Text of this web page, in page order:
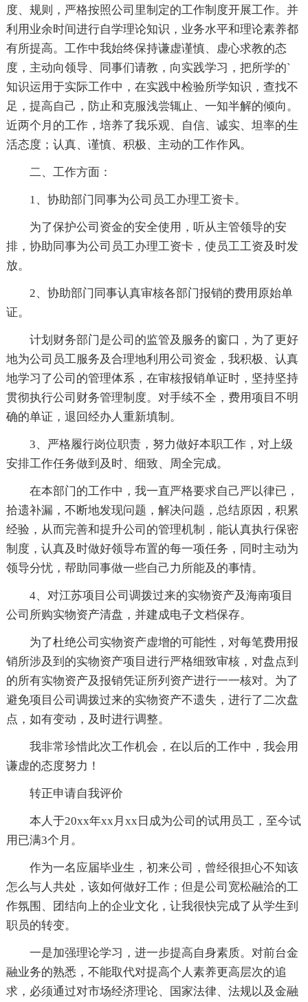
度、规则，严格按照公司里制定的工作制度开展工作。并
利用业余时间进行自学理论知识，业务水平和理论素养都
有所提高。工作中我始终保持谦虚谨慎、虚心求教的态
度，主动向领导、同事们请教，向实践学习，把所学的`
知识运用于实际工作中，在实践中检验所学知识，查找不
足，提高自己，防止和克服浅尝辄止、一知半解的倾向。
近两个月的工作，培养了我乐观、自信、诚实、坦率的生
活态度；认真、谨慎、积极、主动的工作作风。
二、工作方面：
1、协助部门同事为公司员工办理工资卡。
为了保护公司资金的安全使用，听从主管领导的安
排，协助同事为公司员工办理工资卡，使员工工资及时发
放。
2、协助部门同事认真审核各部门报销的费用原始单
证。
计划财务部门是公司的监管及服务的窗口，为了更好
地为公司员工服务及合理地利用公司资金，我积极、认真
地学习了公司的管理体系，在审核报销单证时，坚持坚持
贯彻执行公司财务管理制度。对手续不全，费用项目不明
确的单证，退回经办人重新填制。
3、严格履行岗位职责，努力做好本职工作，对上级
安排工作任务做到及时、细致、周全完成。
在本部门的工作中，我一直严格要求自己严以律已，
拾遗补漏，不断地发现问题，解决问题，总结原因，积累
经验，从而完善和提升公司的管理机制，能认真执行保密
制度，认真及时做好领导布置的每一项任务，同时主动为
领导分忧，帮助同事做一些自己力所能及的事情。
4、对江苏项目公司调拨过来的实物资产及海南项目
公司所购实物资产清盘，并建成电子文档保存。
为了杜绝公司实物资产虚增的可能性，对每笔费用报
销所涉及到的实物资产项目进行严格细致审核，对盘点到
的所有实物资产及报销凭证所列资产进行一一核对。为了
避免项目公司调拨过来的实物资产不遗失，进行了二次盘
点，如有变动，及时进行调整。
我非常珍惜此次工作机会，在以后的工作中，我会用
谦虚的态度努力！
转正申请自我评价
本人于20xx年xx月xx日成为公司的试用员工，至今试
用已满3个月。
作为一名应届毕业生，初来公司，曾经很担心不知该
怎么与人共处，该如何做好工作；但是公司宽松融洽的工
作氛围、团结向上的企业文化，让我很快完成了从学生到
职员的转变。
一是加强理论学习，进一步提高自身素质。对前台金
融业务的熟悉，不能取代对提高个人素养更高层次的追
求，必须通过对市场经济理论、国家法律、法规以及金融